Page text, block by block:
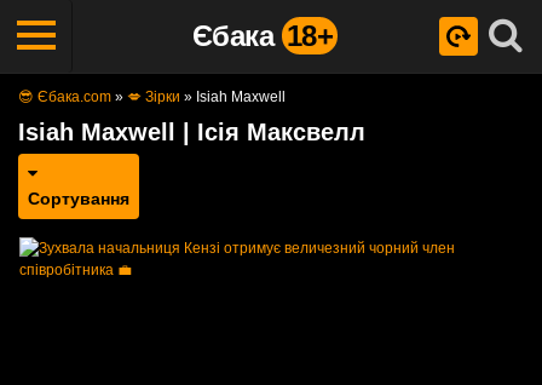
Єбака 18+
😎 Єбака.com » 💋 Зірки » Isiah Maxwell
Isiah Maxwell | Ісія Максвелл
Сортування